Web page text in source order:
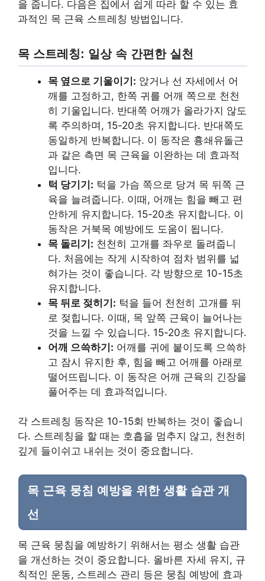
을 줍니다. 다음은 집에서 쉽게 따라 할 수 있는 효
과적인 목 근육 스트레칭 방법입니다.
목 스트레칭: 일상 속 간편한 실천
목 옆으로 기울이기: 앉거나 선 자세에서 어
깨를 고정하고, 한쪽 귀를 어깨 쪽으로 천천
히 기울입니다. 반대쪽 어깨가 올라가지 않도
록 주의하며, 15-20초 유지합니다. 반대쪽도
동일하게 반복합니다. 이 동작은 흉쇄유돌근
과 같은 측면 목 근육을 이완하는 데 효과적
입니다.
턱 당기기: 턱을 가슴 쪽으로 당겨 목 뒤쪽 근
육을 늘려줍니다. 이때, 어깨는 힘을 빼고 편
안하게 유지합니다. 15-20초 유지합니다. 이
동작은 거북목 예방에도 도움이 됩니다.
목 돌리기: 천천히 고개를 좌우로 돌려줍니
다. 처음에는 작게 시작하여 점차 범위를 넓
혀가는 것이 좋습니다. 각 방향으로 10-15초
유지합니다.
목 뒤로 젖히기: 턱을 들어 천천히 고개를 뒤
로 젖힙니다. 이때, 목 앞쪽 근육이 늘어나는
것을 느낄 수 있습니다. 15-20초 유지합니다.
어깨 으쓱하기: 어깨를 귀에 붙이도록 으쓱하
고 잠시 유지한 후, 힘을 빼고 어깨를 아래로
떨어뜨립니다. 이 동작은 어깨 근육의 긴장을
풀어주는 데 효과적입니다.
각 스트레칭 동작은 10-15회 반복하는 것이 좋습니
다. 스트레칭을 할 때는 호흡을 멈추지 않고, 천천히
깊게 들이쉬고 내쉬는 것이 중요합니다.
목 근육 뭉침 예방을 위한 생활 습관 개
선
목 근육 뭉침을 예방하기 위해서는 평소 생활 습관
을 개선하는 것이 중요합니다. 올바른 자세 유지, 규
칙적인 운동, 스트레스 관리 등은 뭉침 예방에 효과